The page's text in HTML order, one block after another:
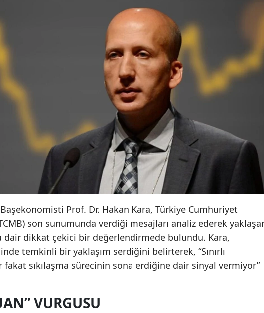
Prof. Dr. Hakan Kara, Türkiye Cumhuriyet
son sunumunda verdiği mesajları analiz ederek
dair dikkat çekici bir değerlendirmede bulundu. Kara,
temkinli bir yaklaşım serdiğini belirterek, “Sınırlı
fakat sıkılaşma sürecinin sona erdiğine dair sinyal vermiyor”
VURGUSU